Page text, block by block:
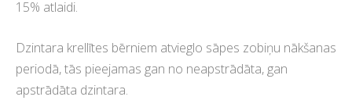
15% atlaidi.
Dzintara krellītes bērniem atvieglo sāpes zobiņu nākšanas
periodā, tās pieejamas gan no neapstrādāta, gan
apstrādāta dzintara.